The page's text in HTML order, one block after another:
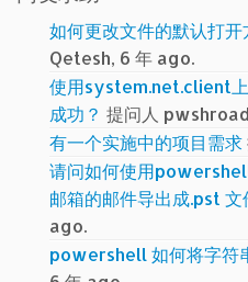
如何更改文件的默认打
Qetesh, 6 年 ago.
使用system.net.client
成功？ 提问人
有一个实施中的项目需求
请问如何使用
邮箱的邮件导出成.pst 文
ago.
powershell 如何将字符